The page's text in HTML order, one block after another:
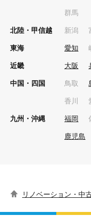
群馬
北陸・甲信越 新潟
東海 愛知
近畿 大阪
中国・四国 鳥取
香川
九州・沖縄 福岡
鹿児島
リノベーション・中